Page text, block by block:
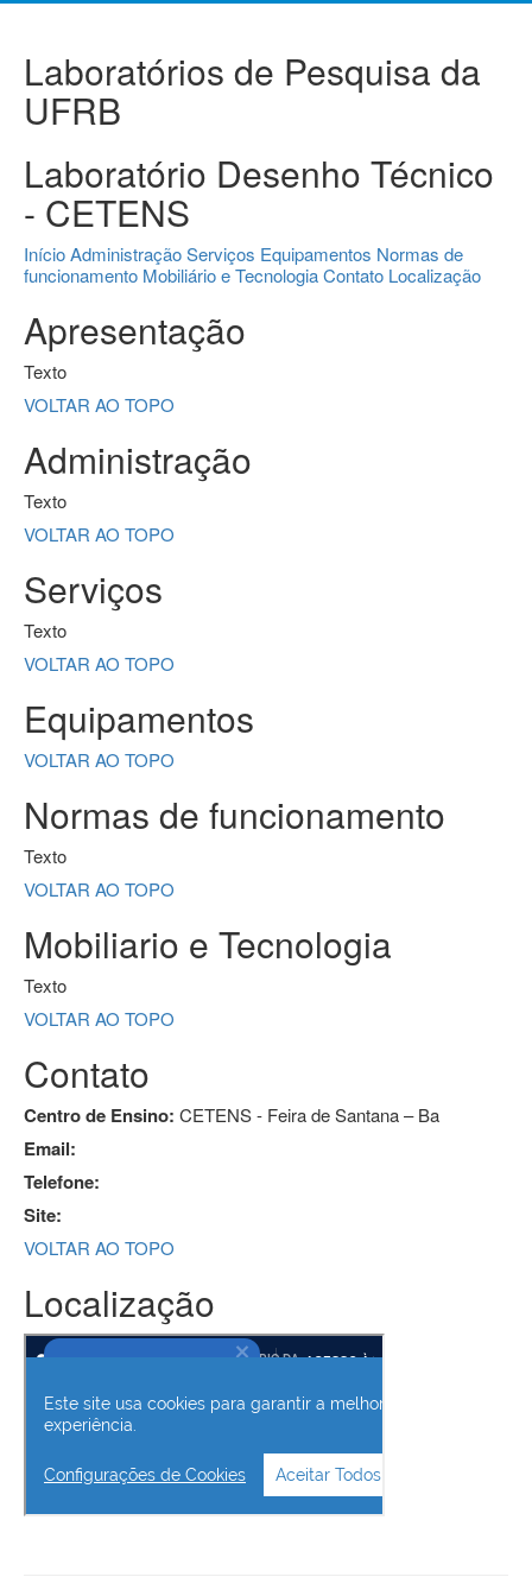
Laboratórios de Pesquisa da
UFRB
Laboratório Desenho Técnico
- CETENS
InícioAdministraçãoServiços Equipamentos Normas de
funcionamento Mobiliário e TecnologiaContato Localização
Apresentação
Texto
VOLTAR AO TOPO
Administração
Texto
VOLTAR AO TOPO
Serviços
Texto
VOLTAR AO TOPO
Equipamentos
VOLTAR AO TOPO
Normas de funcionamento
Texto
VOLTAR AO TOPO
Mobiliario e Tecnologia
Texto
VOLTAR AO TOPO
Contato
Centro de Ensino: CETENS - Feira de Santana – Ba
Email:
Telefone:
Site:
VOLTAR AO TOPO
Localização